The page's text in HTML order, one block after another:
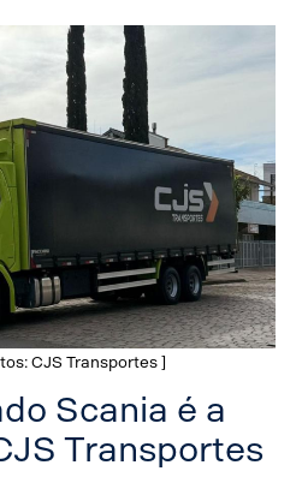
CJS Transportes ]
Scania é a
Transportes